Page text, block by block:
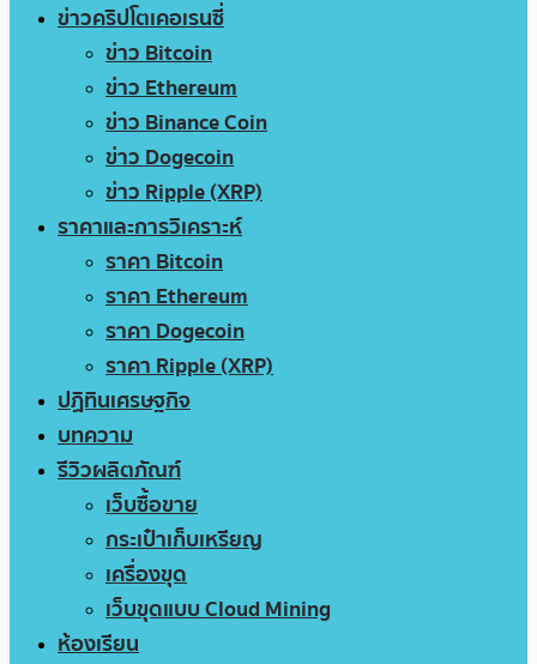
ข่าวคริปโตเคอเรนซี่
ข่าว Bitcoin
ข่าว Ethereum
ข่าว Binance Coin
ข่าว Dogecoin
ข่าว Ripple (XRP)
ราคาและการวิเคราะห์
ราคา Bitcoin
ราคา Ethereum
ราคา Dogecoin
ราคา Ripple (XRP)
ปฏิทินเศรษฐกิจ
บทความ
รีวิวผลิตภัณฑ์
เว็บซื้อขาย
กระเป๋าเก็บเหรียญ
เครื่องขุด
เว็บขุดแบบ Cloud Mining
ห้องเรียน